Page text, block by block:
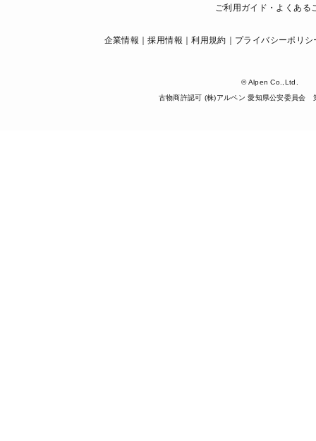
ご利用ガイド・よくある
企業情報 採用情報 利用規約 プライバシーポリシ
© Alpen Co.,Ltd.
古物商許認可 (株)アルペン 愛知県公安委員会